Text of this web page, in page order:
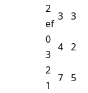
2
3 3
ef
0
4 2
3
2
7 5
1